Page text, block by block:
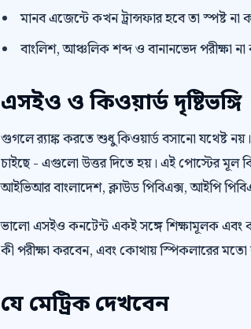
মানব এজেন্টে কখন ট্রান্সফার হবে তা স্পষ্ট না
বাংলিশ, আঞ্চলিক শব্দ ও বানানভেদ পরীক্ষা না
এসইও ও কিওয়ার্ড দৃষ্টিভঙ্গি
গুগলে র‍্যাঙ্ক করতে শুধু কিওয়ার্ড বসানো যথেষ্ট
চাইছে - এগুলো উত্তর দিতে হয়। এই পোস্টের মূল
আইভিআর বাংলাদেশ, ক্লাউড পিবিএক্স, আইপি
ভালো এসইও কনটেন্ট একই সঙ্গে শিক্ষামূলক
কী পরীক্ষা করবেন, এবং কোথায় স্পিকলারের মতো
যে মেট্রিক দেখবেন